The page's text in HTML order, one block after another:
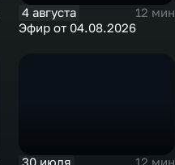
4 августа
12 мин
Эфир от 04.08.2026
30 июля